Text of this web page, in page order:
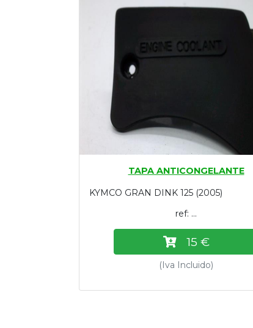
TAPA ANTICONGELANTE
KYMCO GRAN DINK 125 (2005)
ref: ...
15 €
(Iva Incluido)